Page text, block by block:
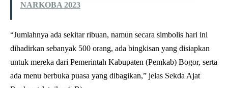
NARKOBA 2023
“Jumlahnya ada sekitar ribuan, namun secara simbolis hari ini
dihadirkan sebanyak 500 orang, ada bingkisan yang disiapkan
untuk mereka dari Pemerintah Kabupaten (Pemkab) Bogor, serta
ada menu berbuka puasa yang dibagikan,” jelas Sekda Ajat